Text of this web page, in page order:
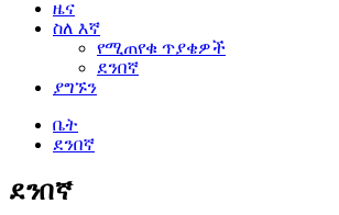
ዜና
ስለ እኛ
የሚጠየቁ ጥያቄዎች
ደንበኛ
ያግኙን
ቤት
ደንበኛ
ደንበኛ